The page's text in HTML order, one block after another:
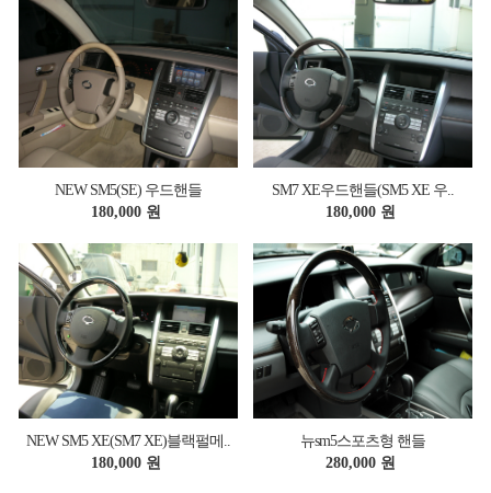
NEW SM5(SE) 우드핸들
180,000 원
SM7 XE우드핸들(SM5 XE 우..
180,000 원
NEW SM5 XE(SM7 XE)블랙펄메..
180,000 원
뉴sm5스포츠형 핸들
280,000 원